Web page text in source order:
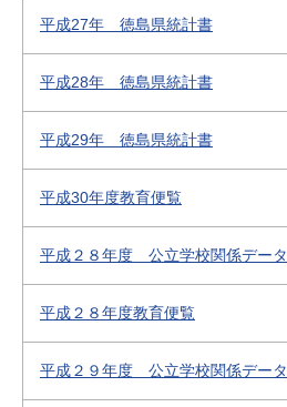
平成27年 徳島県統計書
平成28年 徳島県統計書
平成29年 徳島県統計書
平成30年度教育便覧
平成２８年度 公立学校関係データ
平成２８年度教育便覧
平成２９年度 公立学校関係データ